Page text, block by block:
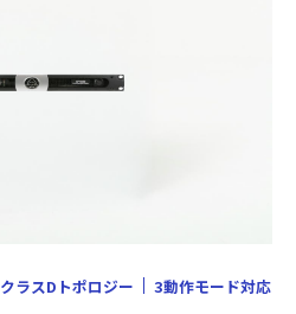
クラスDトポロジー 3動作モード対応